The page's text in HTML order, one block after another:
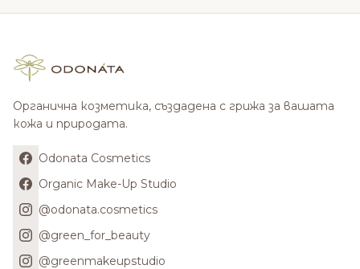
Органична козметика, създадена с грижа за вашата
кожа и природата.
Odonata Cosmetics
Organic Make-Up Studio
@odonata.cosmetics
@green_for_beauty
@greenmakeupstudio